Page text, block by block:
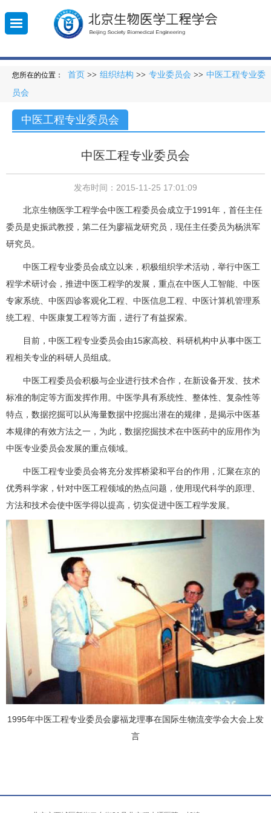
您所在的位置： 首页 >> 组织结构 >> 专业委员会 >> 中医工程专业委
员会
中医工程专业委员会
中医工程专业委员会
发布时间：2015-11-25 17:01:09
北京生物医学工程学会中医工程委员会成立于1991年，首任主任
委员是史振武教授，第二任为廖福龙研究员，现任主任委员为杨洪军
研究员。
中医工程专业委员会成立以来，积极组织学术活动，举行中医工
程学术研讨会，推进中医工程学的发展，重点在中医人工智能、中医
专家系统、中医四诊客观化工程、中医信息工程、中医计算机管理系
统工程、中医康复工程等方面，进行了有益探索。
目前，中医工程专业委员会由15家高校、科研机构中从事中医工
程相关专业的科研人员组成。
中医工程委员会积极与企业进行技术合作，在新设备开发、技术
标准的制定等方面发挥作用。中医学具有系统性、整体性、复杂性等
特点，数据挖掘可以从海量数据中挖掘出潜在的规律，是揭示中医基
本规律的有效方法之一，为此，数据挖掘技术在中医药中的应用作为
中医专业委员会发展的重点领域。
中医工程专业委员会将充分发挥桥梁和平台的作用，汇聚在京的
优秀科学家，针对中医工程领域的热点问题，使用现代科学的原理、
方法和技术会使中医学得以提高，切实促进中医工程学发展。
1995年中医工程专业委员会廖福龙理事在国际生物流变学会大会上发
言